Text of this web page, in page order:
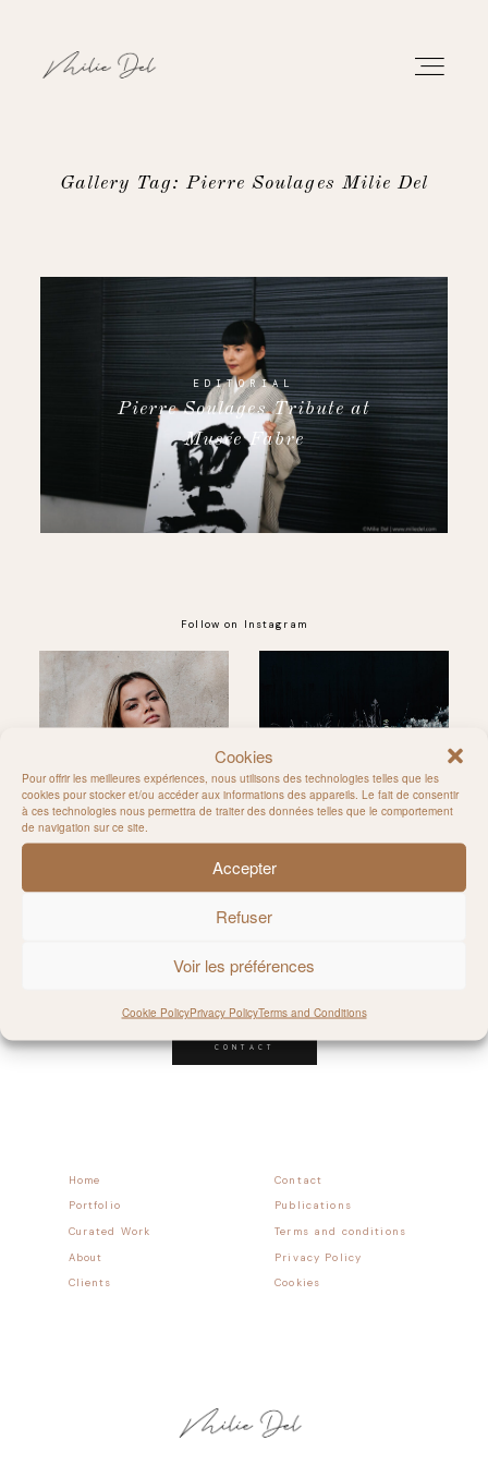
Cookies
Pour offrir les meilleures expériences, nous utilisons des technologies telles que les
cookies pour stocker et/ou accéder aux informations des appareils. Le fait de consentir
à ces technologies nous permettra de traiter des données telles que le comportement
de navigation sur ce site.
Accepter
Refuser
Voir les préférences
Cookie PolicyPrivacy PolicyTerms and Conditions
Gallery Tag: Pierre Soulages Milie Del
EDITORIAL
Pierre Soulages Tribute at
Musée Fabre
Follow on Instagram
Contact
Home
Publications
Portfolio
Terms and conditions
Curated Work
CONTACT
Privacy Policy
About
Cookies
Clients